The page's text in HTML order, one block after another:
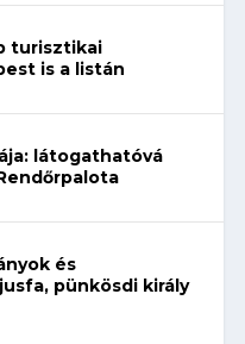
turisztikai
is a listán
látogathatóvá
és
pünkösdi király